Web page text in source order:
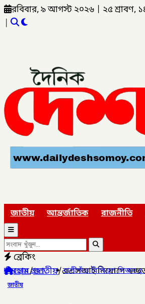
রবিবার, ৯ আগস্ট ২০২৬ ২৫ শ্রাবণ,
|
জাতীয় আন্তর্জাতিক রাজনীতি
ব্রেকিং
সিজন ৫ এর উদ্ভোধন খেলা অনুষ্ঠিত
হোম/জাতীয়/এএসআই নিয়োগে
জাতীয়